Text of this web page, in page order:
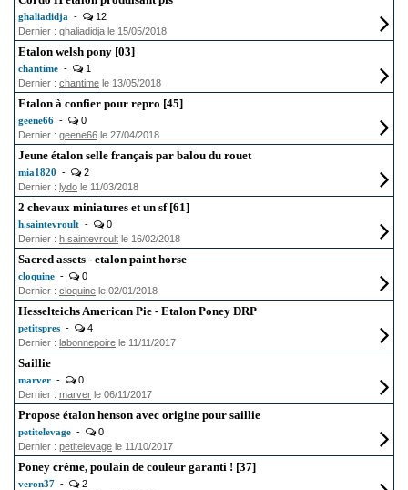
ghaliadidja -
12
Dernier : ghaliadidja le 15/05/2018
Etalon welsh pony [03]
chantime -
1
Dernier : chantime le 13/05/2018
Etalon à confier pour repro [45]
geene66 -
0
Dernier : geene66 le 27/04/2018
Jeune étalon selle français par balou du rouet
mia1820 -
2
Dernier : lydo le 11/03/2018
2 chevaux miniatures et un sf [61]
h.saintevroult -
0
Dernier : h.saintevroult le 16/02/2018
Sacred assets - etalon paint horse
cloquine -
0
Dernier : cloquine le 02/01/2018
Hesselteichs American Pie - Etalon Poney DRP
petitspres -
4
Dernier : labonnepoire le 11/11/2017
Saillie
marver -
0
Dernier : marver le 06/11/2017
Propose étalon henson avec origine pour saillie
petitelevage -
0
Dernier : petitelevage le 11/10/2017
Poney crême, poulain de couleur garanti ! [37]
veron37 -
2